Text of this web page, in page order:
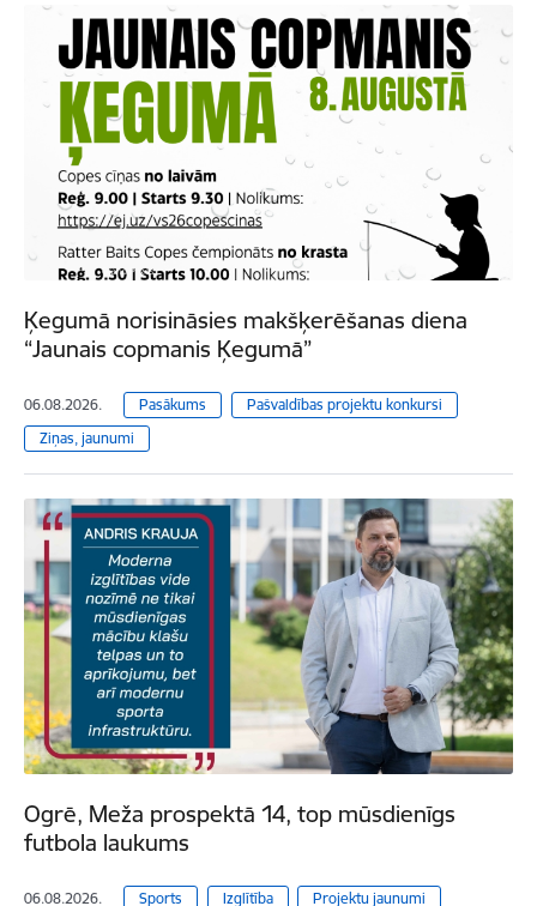
Ķegumā norisināsies makšķerēšanas diena
“Jaunais copmanis Ķegumā”
06.08.2026. Pasākums
Pašvaldības projektu konkursi
Ziņas, jaunumi
Ogrē, Meža prospektā 14, top mūsdienīgs
futbola laukums
06.08.2026. Sports Izglītība Projektu jaunumi